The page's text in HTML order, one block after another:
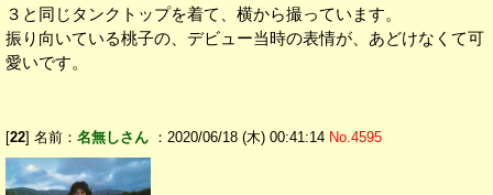
３と同じタンクトップを着て、横から撮っています。
振り向いている桃子の、デビュー当時の表情が、あどけなくて可
愛いです。
[22] 名前： 名無しさん ：2020/06/18 (木) 00:41:14 No.4595